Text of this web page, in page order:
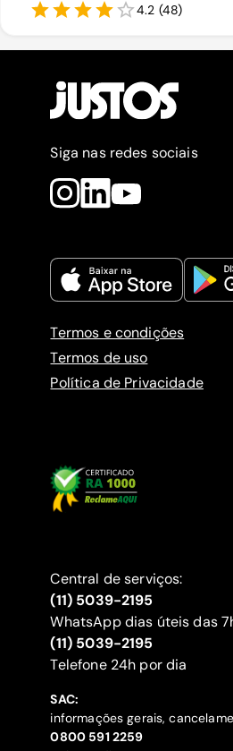
4.2 (48)
Siga nas redes sociais
Termos e condições
Termos de uso
Política de Privacidade
Central de serviços:
(11) 5039-2195
WhatsApp dias úteis das
(11) 5039-2195
‍Telefone 24h por dia
SAC:
informações gerais,
‍0800 591 2259